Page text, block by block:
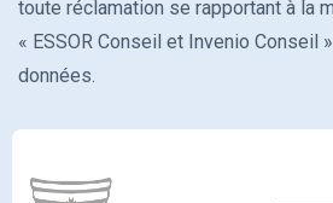
toute réclamation se rapportant à la
« ESSOR Conseil et Invenio Conseil
données.